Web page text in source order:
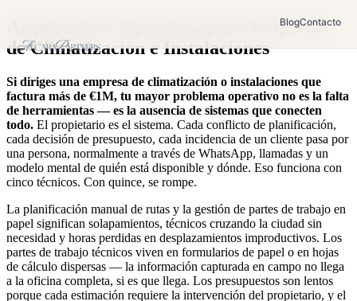
BlogContacto
Arquitectura Operativa para Empresas
de Climatización e Instalaciones
Si diriges una empresa de climatización o instalaciones que
factura más de €1M, tu mayor problema operativo no es la falta
de herramientas — es la ausencia de sistemas que conecten
todo. El propietario es el sistema. Cada conflicto de planificación,
cada decisión de presupuesto, cada incidencia de un cliente pasa por
una persona, normalmente a través de WhatsApp, llamadas y un
modelo mental de quién está disponible y dónde. Eso funciona con
cinco técnicos. Con quince, se rompe.
La planificación manual de rutas y la gestión de partes de trabajo en
papel significan solapamientos, técnicos cruzando la ciudad sin
necesidad y horas perdidas en desplazamientos improductivos. Los
partes de trabajo técnicos viven en formularios de papel o en hojas
de cálculo dispersas — la información capturada en campo no llega
a la oficina completa, si es que llega. Los presupuestos son lentos
porque cada estimación requiere la intervención del propietario, y el